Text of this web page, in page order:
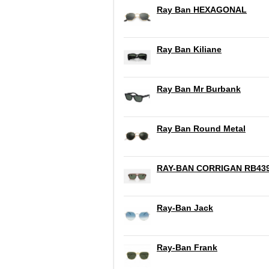
Ray Ban HEXAGONAL
Ray Ban Kiliane
Ray Ban Mr Burbank
Ray Ban Round Metal
RAY-BAN CORRIGAN
Ray-Ban Jack
Ray-Ban Frank